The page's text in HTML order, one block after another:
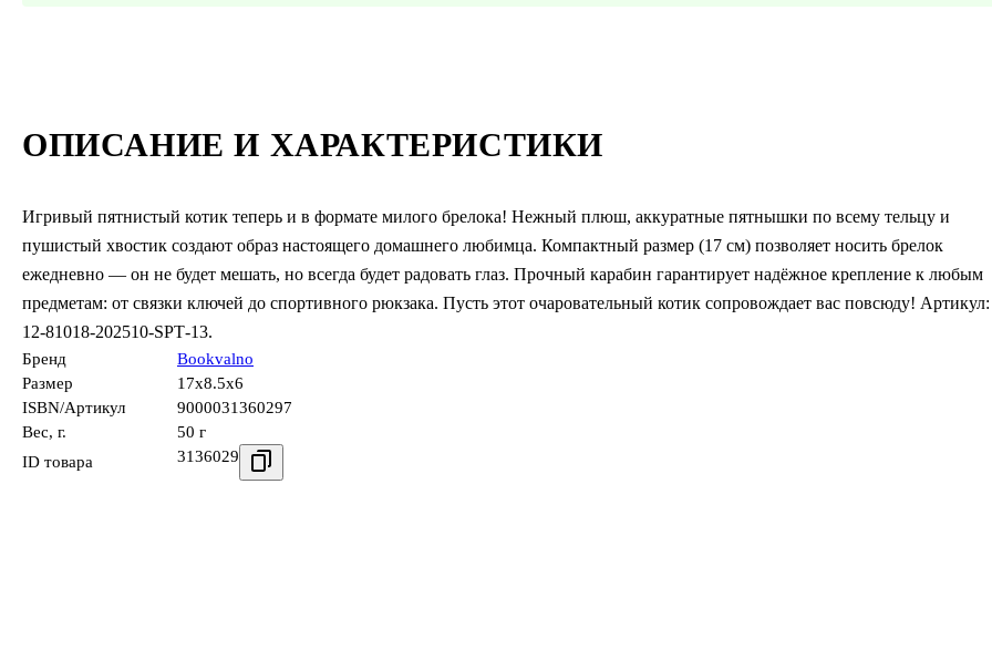
ОПИСАНИЕ И ХАРАКТЕРИСТИКИ
Игривый пятнистый котик теперь и в формате милого брелока! Нежный плюш, аккуратные пятнышки по всему тельцу и
пушистый хвостик создают образ настоящего домашнего любимца. Компактный размер (17 см) позволяет носить брелок
ежедневно — он не будет мешать, но всегда будет радовать глаз. Прочный карабин гарантирует надёжное крепление к любым
предметам: от связки ключей до спортивного рюкзака. Пусть этот очаровательный котик сопровождает вас повсюду! Артикул:
12‑81018‑202510‑SPT‑13.
Бренд
Bookvalno
Размер
17x8.5x6
ISBN/Артикул
9000031360297
Вес, г.
50 г
ID товара
3136029